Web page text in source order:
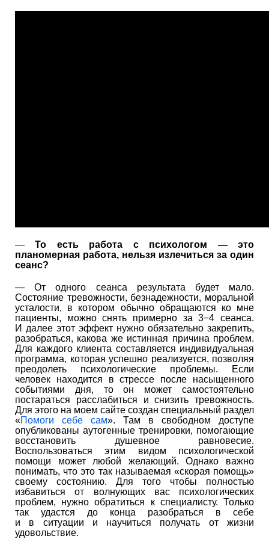
—То есть работа с психологом — это
планомерная работа, нельзя излечиться за один
сеанс?
— От одного сеанса результата будет мало.
Состояние тревожности, безнадежности, моральной
усталости, в котором обычно обращаются ко мне
пациенты, можно снять примерно за 3−4 сеанса.
И далее этот эффект нужно обязательно закрепить,
разобраться, какова же истинная причина проблем.
Для каждого клиента составляется индивидуальная
программа, которая успешно реализуется, позволяя
преодолеть психологические проблемы. Если
человек находится в стрессе после насыщенного
событиями дня, то он может самостоятельно
постараться расслабиться и снизить тревожность.
Для этого на моем сайте создан специальный раздел
«Помоги себе сам». Там в свободном доступе
опубликованы аутогенные тренировки, помогающие
восстановить душевное равновесие.
Воспользоваться этим видом психологической
помощи может любой желающий. Однако важно
понимать, что это так называемая «скорая помощь»
своему состоянию. Для того чтобы полностью
избавиться от волнующих вас психологических
проблем, нужно обратиться к специалисту. Только
так удастся до конца разобраться в себе
и в ситуации и научиться получать от жизни
удовольствие.